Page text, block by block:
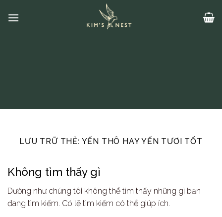
qua
LƯU TRỮ THẺ: YẾN THÔ HAY YẾN TƯƠI TỐT
Không tìm thấy gì
Dường như chúng tôi không thể tìm thấy những gì bạn
đang tìm kiếm. Có lẽ tìm kiếm có thể giúp ích.